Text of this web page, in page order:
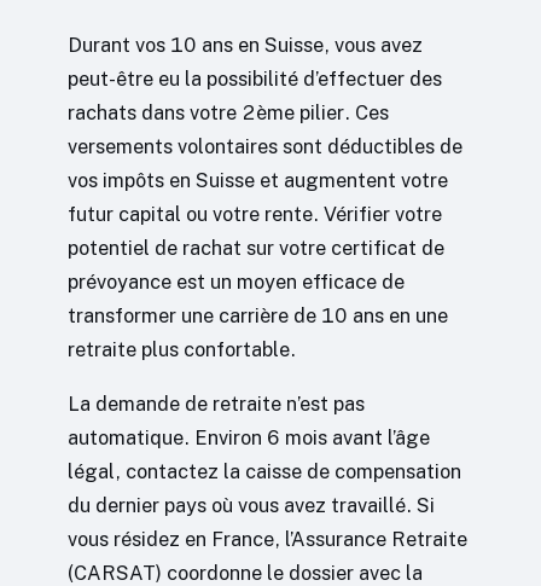
Durant vos 10 ans en Suisse, vous avez
peut-être eu la possibilité d’effectuer des
rachats dans votre 2ème pilier. Ces
versements volontaires sont déductibles de
vos impôts en Suisse et augmentent votre
futur capital ou votre rente. Vérifier votre
potentiel de rachat sur votre certificat de
prévoyance est un moyen efficace de
transformer une carrière de 10 ans en une
retraite plus confortable.
La demande de retraite n’est pas
automatique. Environ 6 mois avant l’âge
légal, contactez la caisse de compensation
du dernier pays où vous avez travaillé. Si
vous résidez en France, l’Assurance Retraite
(CARSAT) coordonne le dossier avec la